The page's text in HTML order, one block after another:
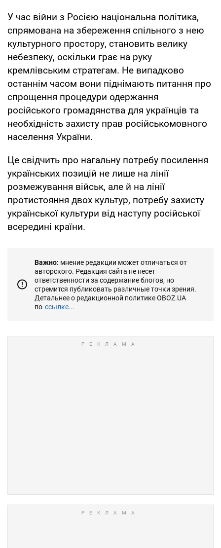
У час війни з Росією національна політика,
спрямована на збереження спільного з нею
культурного простору, становить велику
небезпеку, оскільки грає на руку
кремлівським стратегам. Не випадково
останнім часом вони піднімають питання про
спрощення процедури одержання
російського громадянства для українців та
необхідність захисту прав російськомовного
населення України.
Це свідчить про нагальну потребу посилення
українських позицій не лише на лінії
розмежування військ, але й на лінії
протистояння двох культур, потребу захисту
української культури від наступу російської
всередині країни.
Важно: мнение редакции может отличаться от
авторского. Редакция сайта не несет
ответственности за содержание блогов, но
стремится публиковать различные точки зрения.
Детальнее о редакционной политике OBOZ.UA
по ссылке...